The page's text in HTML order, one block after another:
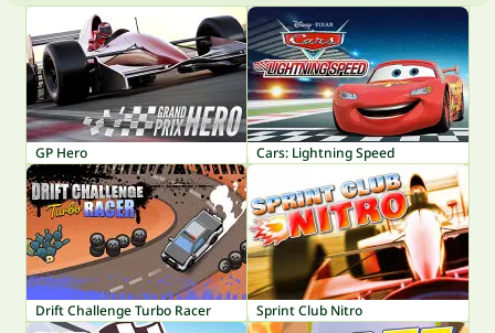
GP Hero Cars: Lightning Speed
Drift Challenge Turbo Racer Sprint Club Nitro